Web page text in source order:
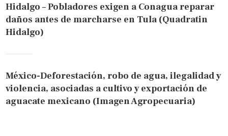
Hidalgo – Pobladores exigen a Conagua reparar
daños antes de marcharse en Tula (Quadratin
Hidalgo)
México-Deforestación, robo de agua, ilegalidad y
violencia, asociadas a cultivo y exportación de
aguacate mexicano (Imagen Agropecuaria)